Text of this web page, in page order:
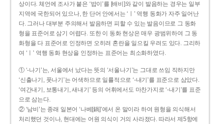
상이다. 체언에 조사가 붙은 ‘밥이’를 [배비]와 같이 발음하는 경우는 일부
지역에 국한되어 있으나, 한 단어 안에서는 ‘ㅣ’ 역행 동화가 자주 일어난
다. 그러나 대부분 주의해서 발음하면 피할 수 있는 발음이므로 그 동화
형을 표준어로 삼기 어렵다. 또한 이 동화 현상은 매우 광범위하여 그 동
화형을 다 표준어로 인정하면 오히려 혼란을 일으킬 우려도 있다. 그리하
여 ‘ㅣ’ 역행 동화 현상을 인정하는 표준어는 최소화하였다.
① ‘-나기’는, 서울에서 났다는 뜻의 ‘서울나기’는 그대로 쓰임 직하지만
‘신출나기, 풋나기’는 어색하므로 일률적으로 ‘-내기’를 표준으로 삼았다.
‘여간내기, 보통내기, 새내기’ 등의 어휘에서도 마찬가지로 ‘-내기’를 표준
으로 삼는다.
② ‘남비’는 종래 일본어 ‘나베[鍋]’에서 온 말이라 하여 원형을 의식해서
처리했던 것이나, 현대에는 어원 의식이 거의 사라졌다. 따라서 제5항에